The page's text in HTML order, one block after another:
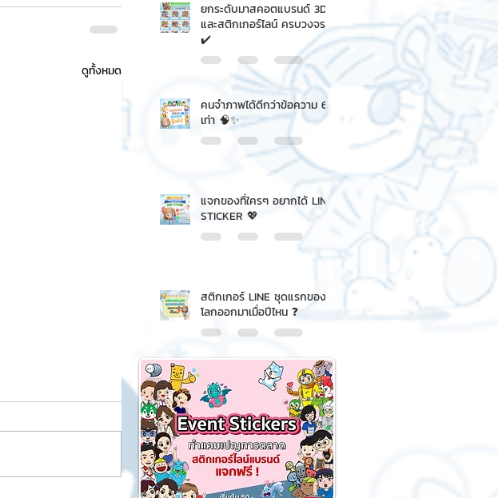
ดูทั้งหมด
ยกระดับมาสคอตแบรนด์ 3D
และสติกเกอร์ไลน์ ครบวงจร
✔️
คนจำภาพได้ดีกว่าข้อความ 6
เท่า 🧠✨
แจกของที่ใครๆ อยากได้ LINE
STICKER 💖
สติกเกอร์ LINE ชุดแรกของ
โลกออกมาเมื่อปีไหน ❓